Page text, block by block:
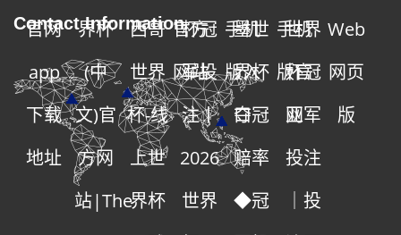
官方
网站
手机
版入
口
手机
版官
网
Web
网页
版
官网
app
下载
地址
界杯
(中
文)官
方网
站|The
西哥
世界
杯-线
上世
界杯
杯冠
军投
注丨
2026
世界
墨世
界杯
夺冠
赔率
◆冠
世界
杯冠
亚军
投注
｜投
Contact Information